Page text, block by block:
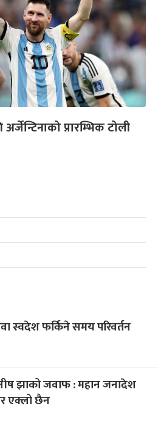
प्रारम्भिक टोली
स्वदेश फर्किने समय परिवर्तन
झाको जवाफ : महान जनादेश
एक्लो छैन